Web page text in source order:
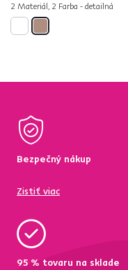
2 Materiál, 2 Farba - detailná
Bezpečný nákup
Zistiť viac
95 % tovaru na sklade